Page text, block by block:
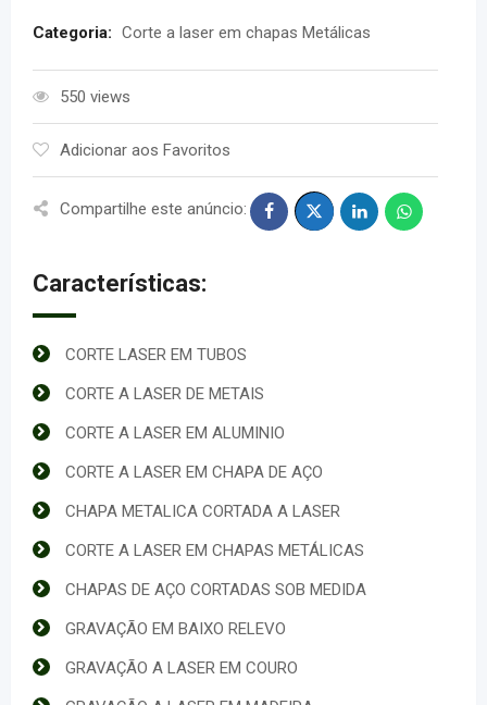
Categoria: Corte a laser em chapas Metálicas
550 views
Adicionar aos Favoritos
Compartilhe este anúncio:
Características:
CORTE LASER EM TUBOS
CORTE A LASER DE METAIS
CORTE A LASER EM ALUMINIO
CORTE A LASER EM CHAPA DE AÇO
CHAPA METALICA CORTADA A LASER
CORTE A LASER EM CHAPAS METÁLICAS
CHAPAS DE AÇO CORTADAS SOB MEDIDA
GRAVAÇÃO EM BAIXO RELEVO
GRAVAÇÃO A LASER EM COURO